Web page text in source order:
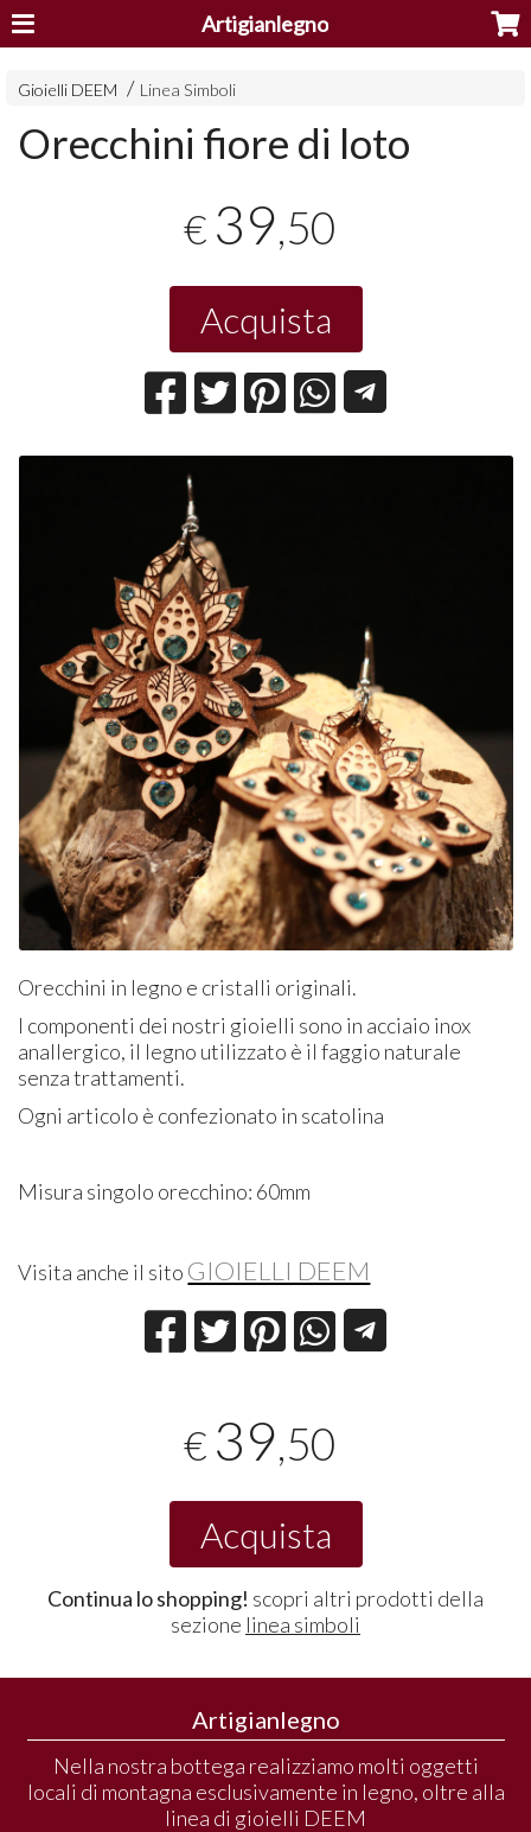
Artigianlegno
Gioielli DEEM Linea Simboli
Orecchini fiore di loto
€ 39,50
Acquista
Orecchini in legno e cristalli originali.
I componenti dei nostri gioielli sono in acciaio inox
anallergico, il legno utilizzato è il faggio naturale
senza trattamenti.
Ogni articolo è confezionato in scatolina
Misura singolo orecchino: 60mm
Visita anche il sito GIOIELLI DEEM
€ 39,50
Acquista
Continua lo shopping! scopri altri prodotti della
sezione linea simboli
Artigianlegno
Nella nostra bottega realizziamo molti oggetti
locali di montagna esclusivamente in legno, oltre alla
linea di gioielli DEEM